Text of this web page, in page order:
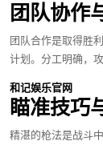
团队协作
团队合作是取得胜
计划。分工明确，
和记娱乐官网
瞄准技巧
精湛的枪法是战斗